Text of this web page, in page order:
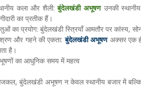
कला और शैली:बुंदेलखंडी अभूषणउनकी
का प्रतीक हैं।
का प्रयोग: बुंदेलखंडी स्त्रियाँ आमतौर पर कांस्य,
और गहने की एकता:बुंदेलखंडी अभूषणअक्सर एक
है।
का आधुनिक समय में महत्व
बुंदेलखंडी अभूषण न केवल स्थानीय बजार में बल्कि